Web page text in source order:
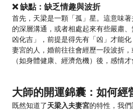
❌ 缺點：缺乏情趣與波折
首先，天梁是一顆「孤」星。這意味
的深層溝通，或者相處起來有些嚴肅
凶化吉」，前提是得先有「凶」才能
妻宮的人，婚前往往會經歷一段波折
（如身體健康、經濟危機）後，感情才
大師的開運錦囊：如何經
既然知道了天梁入夫妻宮的特性，我